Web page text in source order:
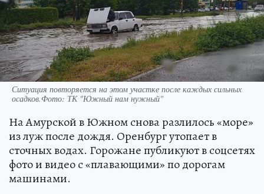
Ситуация повторяется на этом участке после каждых сильных
осадков.Фото: ТК "Южный нам нужный"
На Амурской в Южном снова разлилось «море»
из луж после дождя. Оренбург утопает в
сточных водах. Горожане публикуют в соцсетях
фото и видео с «плавающими» по дорогам
машинами.